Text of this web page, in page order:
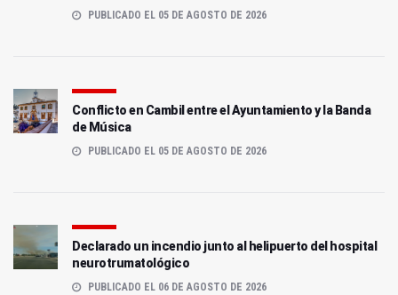
PUBLICADO EL 05 DE AGOSTO DE 2026
Conflicto en Cambil entre el Ayuntamiento y la Banda
de Música
PUBLICADO EL 05 DE AGOSTO DE 2026
Declarado un incendio junto al helipuerto del hospital
neurotrumatológico
PUBLICADO EL 06 DE AGOSTO DE 2026